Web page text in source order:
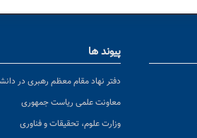
پیوند ها
دفتر نهاد مقام معظم رهبری در
معاونت علمی ریاست جمهوری
وزارت علوم، تحقیقات و فناوری